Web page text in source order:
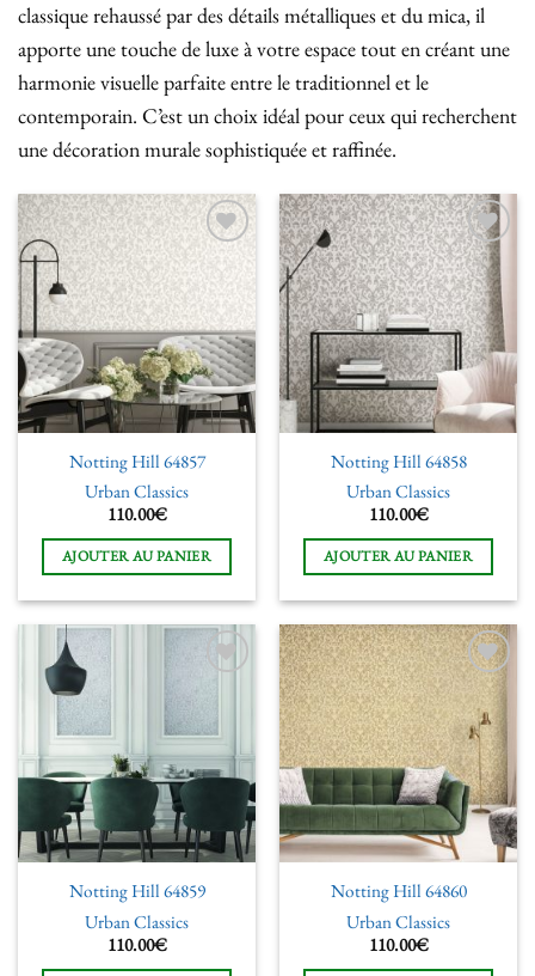
classique rehaussé par des détails métalliques et du mica, il
apporte une touche de luxe à votre espace tout en créant une
harmonie visuelle parfaite entre le traditionnel et le
contemporain. C’est un choix idéal pour ceux qui recherchent
une décoration murale sophistiquée et raffinée.
Ajouter
à la liste
de
souhaits
Notting Hill 64857
Urban Classics
110.00€
AJOUTER AU PANIER
Ajouter
à la liste
de
souhaits
Notting Hill 64858
Urban Classics
110.00€
AJOUTER AU PANIER
Notting Hill 64859
Urban Classics
110.00€
Ajouter
à la liste
de
souhaits
Notting Hill 64860
Urban Classics
110.00€